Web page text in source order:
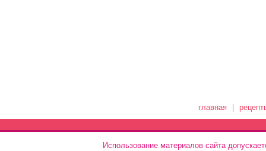
главная
Использование материалов сайта